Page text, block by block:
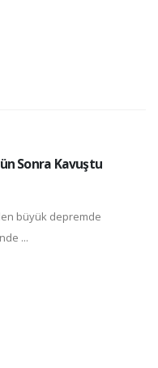
Sonra Kavuştu
büyük depremde
...